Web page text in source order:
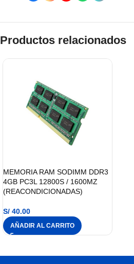
Productos relacionados
MEMORIA RAM SODIMM DDR3
4GB PC3L 12800S / 1600MZ
(REACONDICIONADAS)
S/ 40.00
AÑADIR AL CARRITO